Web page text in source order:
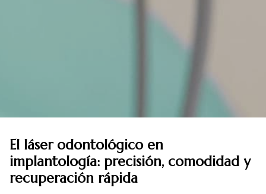
El láser odontológico en
implantología: precisión, comodidad y
recuperación rápida